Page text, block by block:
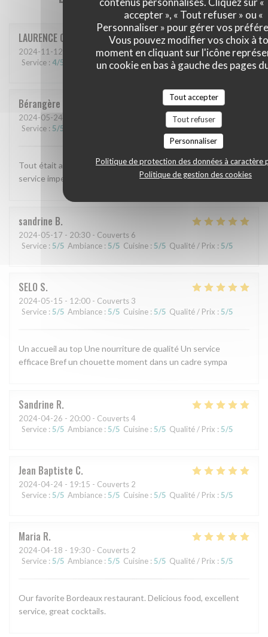
accepter », « Tout refuser » ou «
Personnaliser » pour gérer vos
Vous pouvez modifier vos choix à
moment en cliquant sur l'icône
un cookie en bas à gauche des pages
Tout accepter
Tout refuser
Personnaliser
Politique de protection des données à caractère
Politique de gestion des cookies
LAURENCE C
2024-11-12 - 12:45 - Couverts 3
Service : 4/5 Ambiance: 4/5 Cuisine: 4/5 Qualité / Prix:4/5
Bérangère
2024-05-24
Service : 5/5 /5 Qualité / Prix:5
Tout était absolument délicieux , un pur régal . Accueil et
service impeccables .
sandrine B
2024-05-17 - 20:30 - Couverts 6
Service : 5/5 Ambiance : 5/5 Cuisine : 5/5 Qualité / Prix : 5/5
SELO S
2024-05-15 - 12:00 - Couverts 3
Service :5/5 Ambiance : 5/5 Cuisine : 5/5 Qualité / Prix : 5/5
Un accueil au top Une nourriture de qualité Un service
efficace Bref un chouette moment dans un cadre sympa
Sandrine R
2024-04-26 - 20:00 - Couverts 4
Service : 5/5 Ambiance : 5/5 Cuisine : 5/5 Qualité / Prix : 5/5
Jean Baptiste C
2024-04-24 - 19:15 - Couverts 2
Service : 5/5 Ambiance : 5/5 Cuisine : 5/5 Qualité / Prix : 5/5
Maria R
2024-04-18 - 19:30 - Couverts 2
Service : 5/5 Ambiance : 5/5 Cuisine : 5/5 Qualité / Prix : 5/5
Our favorite Bordeaux restaurant. Delicious food, excellent
service, great cocktails.